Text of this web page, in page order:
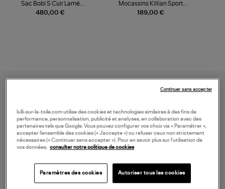
480,00 €
Sac Bobi S Cuir Lamé
Champagne
189,00 €
Mocassins Killian Sport
Mousse
LIVRAISON GRATUITE
à partir de 150 € d'achat*
lulli-sur-la-toile.com utilise des cookies et technologies similaires à des fins de
performance, personnalisation, publicité et analyses, en collaboration avec des
partenaires tels que Google. Vous pouvez configurer vos choix via « Paramétrer »,
accepter l’ensemble des cookies (« J’accepte ») ou refuser ceux non strictement
nécessaires (« Continuer sans accepter »). Pour en savoir plus sur l’utilisation de
vos données,
consulter notre politique de cookies
Paramètres des cookies Autoriser tous les cookies
Continuer sans accepter